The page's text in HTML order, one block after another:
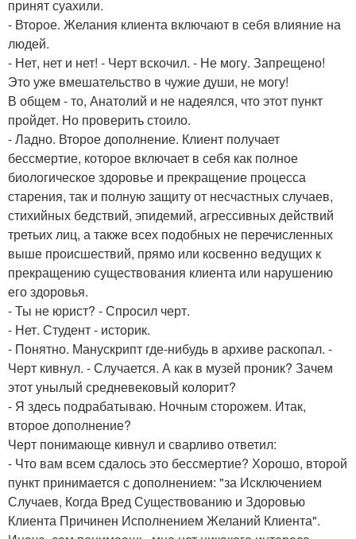
принят суахили.
- Второе. Желания клиента включают в себя влияние на
людей.
- Нет, нет и нет! - Черт вскочил. - Не могу. Запрещено!
Это уже вмешательство в чужие души, не могу!
В общем - то, Анатолий и не надеялся, что этот пункт
пройдет. Но проверить стоило.
- Ладно. Второе дополнение. Клиент получает
бессмертие, которое включает в себя как полное
биологическое здоровье и прекращение процесса
старения, так и полную защиту от несчастных случаев,
стихийных бедствий, эпидемий, агрессивных действий
третьих лиц, а также всех подобных не перечисленных
выше происшествий, прямо или косвенно ведущих к
прекращению существования клиента или нарушению
его здоровья.
- Ты не юрист? - Спросил черт.
- Нет. Студент - историк.
- Понятно. Манускрипт где-нибудь в архиве раскопал. -
Черт кивнул. - Случается. А как в музей проник? Зачем
этот унылый средневековый колорит?
- Я здесь подрабатываю. Ночным сторожем. Итак,
второе дополнение?
Черт понимающе кивнул и сварливо ответил:
- Что вам всем сдалось это бессмертие? Хорошо, второй
пункт принимается с дополнением: "за Исключением
Случаев, Когда Вред Существованию и Здоровью
Клиента Причинен Исполнением Желаний Клиента".